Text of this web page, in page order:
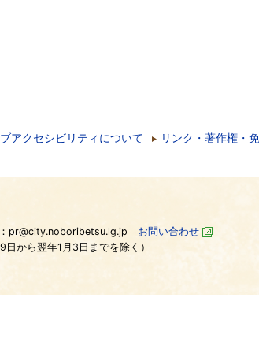
アクセシビリティについて リンク・著作権・
pr@city.noboribetsu.lg.jp
お問い合わせ
から翌年1月3日までを除く）